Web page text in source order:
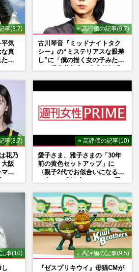
事(8.7)
平気
な真
添
⭐ 高評価の記事(9.7)
古川琴音『ミッドナイトタク
シー』の“ミステリアスな眼差
し”に「僕の描く女の子みた
事(8.7)
花乃
大阪
マ
⭐ 高評価の記事(10)
愛子さま、雅子さまの「30年
前の黄色セットアップ」に
〈親子2代でお似合いになる〉
事(10)
し
⭐ 高評価の記事(9.5)
『ゼスプリキウイ』母猫CMが